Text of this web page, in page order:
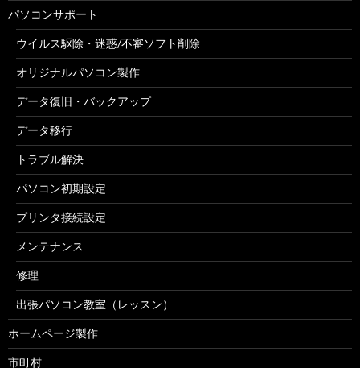
パソコンサポート
ウイルス駆除・迷惑/不審ソフト削除
オリジナルパソコン製作
データ復旧・バックアップ
データ移行
トラブル解決
パソコン初期設定
プリンタ接続設定
メンテナンス
修理
出張パソコン教室（レッスン）
ホームページ製作
市町村